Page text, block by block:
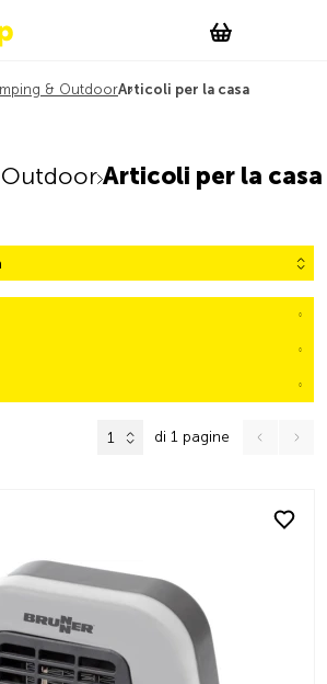
Account
WishList
& OutdoorArticoli per la casa
Articoli per la casa
1
di 1 pagine